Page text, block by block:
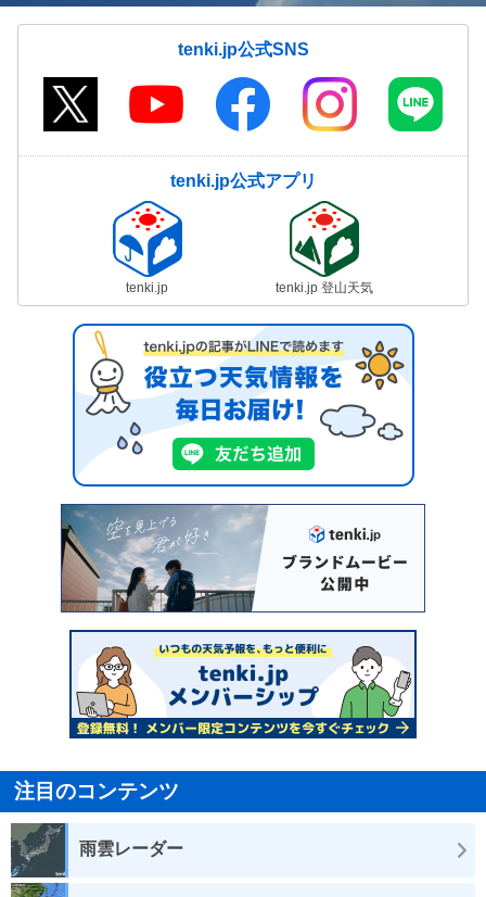
tenki.jp公式SNS
tenki.jp公式アプリ
tenki.jp tenki.jp 登山天気
注目のコンテンツ
雨雲レーダー